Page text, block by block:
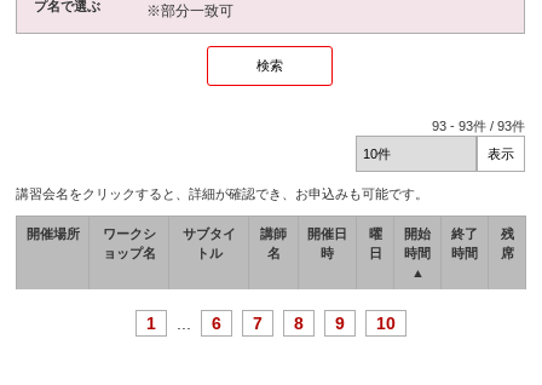
プ名で選ぶ
※部分一致可
93 -93件 /93件
講習会名をクリックすると、詳細が確認でき、お申込みも可能です。
開催場所
ワークシ
ョップ名
サブタイ
トル
講師
名
開催日
時
曜
日
開始
時間
▲
終了
時間
残
席
1 6 7 8 9 10